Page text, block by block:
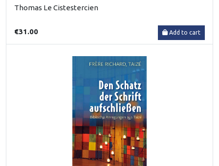
Thomas Le Cistestercien
€31.00 Add to cart